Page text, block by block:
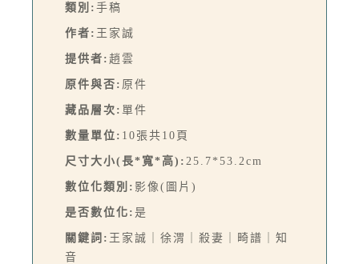
類別: 手稿
作者: 王家誠
提供者: 趙雲
原件與否: 原件
藏品層次: 單件
數量單位: 10張共10頁
尺寸大小(長*寬*高): 25.7*53.2cm
數位化類別: 影像(圖片)
是否數位化: 是
關鍵詞: 王家誠｜徐渭｜殺妻｜畸譜｜知
音